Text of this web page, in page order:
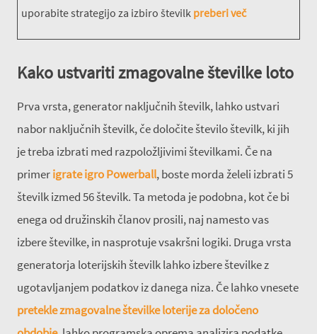
uporabite strategijo za izbiro številk preberi več
Kako ustvariti zmagovalne številke loto
Prva vrsta, generator naključnih številk, lahko ustvari
nabor naključnih številk, če določite število številk, ki jih
je treba izbrati med razpoložljivimi številkami. Če na
primerigrate igro Powerball, boste morda želeli izbrati 5
številk izmed 56 številk. Ta metoda je podobna, kot če bi
enega od družinskih članov prosili, naj namesto vas
izbere številke, in nasprotuje vsakršni logiki. Druga vrsta
generatorja loterijskih številk lahko izbere številke z
ugotavljanjem podatkov iz danega niza. Če lahko vnesete
pretekle zmagovalne številke loterije za določeno